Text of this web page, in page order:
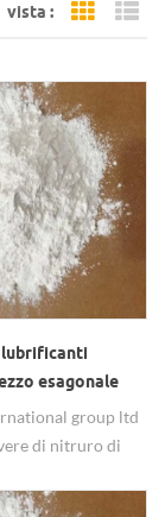
vista : Grid
esagonale
di borogroup ltd
di nitruro di
800nm, 1-2um,